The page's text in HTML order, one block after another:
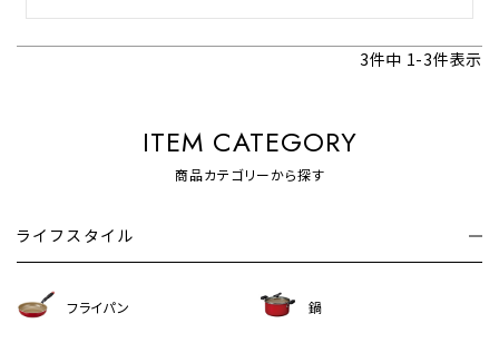
3件中 1-3件表示
ITEM CATEGORY
商品カテゴリーから探す
ライフスタイル
フライパン 鍋